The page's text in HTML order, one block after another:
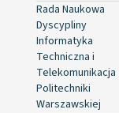
Rada Naukowa
Dyscypliny
Informatyka
Techniczna i
Telekomunikacja
Politechniki
Warszawskiej